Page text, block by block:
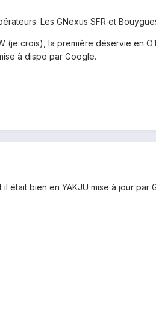
Les GNexus SFR et
(je crois), la première déservie en
à dispo par Google.
était bien en YAKJU mise à jour par